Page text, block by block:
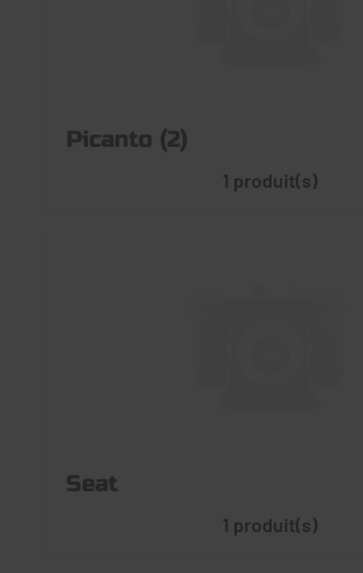
Picanto (2)
1 produit(s)
Seat
1 produit(s)